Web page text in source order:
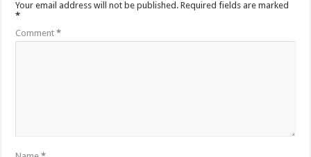
Your email address will not be published. Required fields are marked
*
Comment*